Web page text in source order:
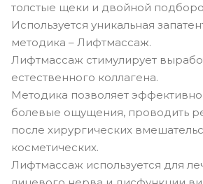
толстые щеки и двойной
Используется уникальная
методика – Лифтмассаж.
Лифтмассаж стимулирует
естественного коллагена.
Методика позволяет
болевые ощущения, проводить
после хирургических
косметических.
Лифтмассаж используется для